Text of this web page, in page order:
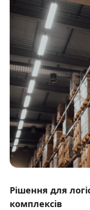
Рішення для
комплексів